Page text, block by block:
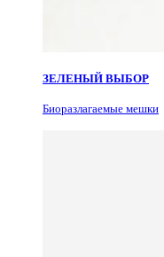
ЗЕЛЕНЫЙ ВЫБОР
Биоразлагаемые мешки